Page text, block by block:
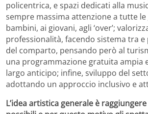
policentrica, e spazi dedicati alla
sempre massima attenzione a tutte
bambini, ai giovani, agli ‘over’;
professionalità, facendo sistema tra
del comparto, pensando però al
una programmazione gratuita ampia
largo anticipo; infine, sviluppo del
adottando un approccio inclusivo e
L’idea artistica generale è